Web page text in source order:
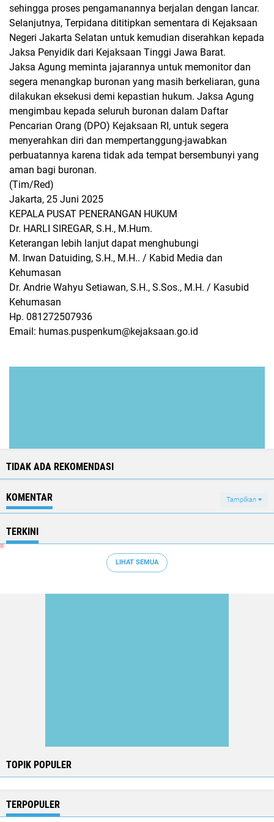
sehingga proses pengamanannya berjalan dengan lancar.
Selanjutnya, Terpidana dititipkan sementara di Kejaksaan
Negeri Jakarta Selatan untuk kemudian diserahkan kepada
Jaksa Penyidik dari Kejaksaan Tinggi Jawa Barat.
Jaksa Agung meminta jajarannya untuk memonitor dan
segera menangkap buronan yang masih berkeliaran, guna
dilakukan eksekusi demi kepastian hukum. Jaksa Agung
mengimbau kepada seluruh buronan dalam Daftar
Pencarian Orang (DPO) Kejaksaan RI, untuk segera
menyerahkan diri dan mempertanggung-jawabkan
perbuatannya karena tidak ada tempat bersembunyi yang
aman bagi buronan.
(Tim/Red)
Jakarta, 25 Juni 2025
KEPALA PUSAT PENERANGAN HUKUM
Dr. HARLI SIREGAR, S.H., M.Hum.
Keterangan lebih lanjut dapat menghubungi
M. Irwan Datuiding, S.H., M.H.. / Kabid Media dan
Kehumasan
Dr. Andrie Wahyu Setiawan, S.H., S.Sos., M.H. / Kasubid
Kehumasan
Hp. 081272507936
Email: humas.puspenkum@kejaksaan.go.id
TIDAK ADA REKOMENDASI
KOMENTAR Tampilkan
TERKINI
LIHAT SEMUA
TOPIK POPULER
TERPOPULER